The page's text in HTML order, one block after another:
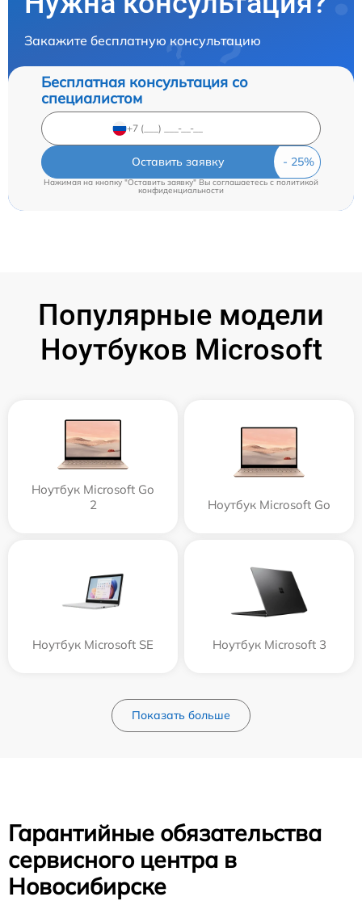
Закажите бесплатную консультацию
Бесплатная консультация со
специалистом
Оставить заявку
Нажимая на кнопку "Оставить заявку" Вы соглашаетесь cполитикой
конфиденциальности
Популярные модели
Ноутбуков Microsoft
Ноутбук Microsoft Go
2
Ноутбук Microsoft Go
Ноутбук Microsoft SE Ноутбук Microsoft 3
Показать больше
Гарантийные обязательства
сервисного центра в
Новосибирске